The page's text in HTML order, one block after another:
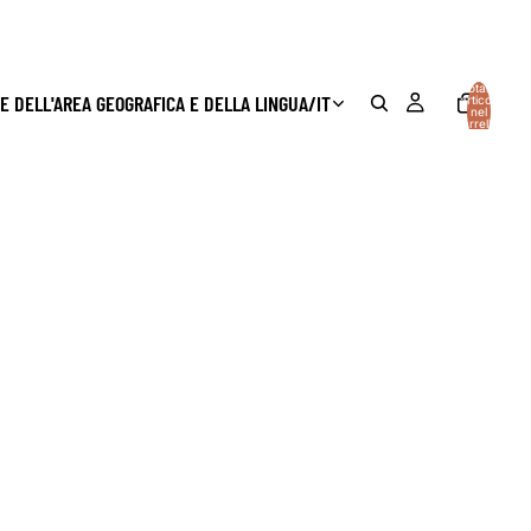
DELL'AREA GEOGRAFICA E DELLA LINGUA/IT
Totale
articoli
nel
carrello: